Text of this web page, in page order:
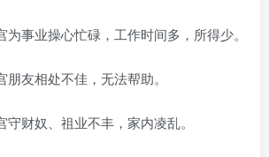
事业操心忙碌，工作时间多，所得少。
友相处不佳，无法帮助。
财奴、祖业不丰，家内凌乱。